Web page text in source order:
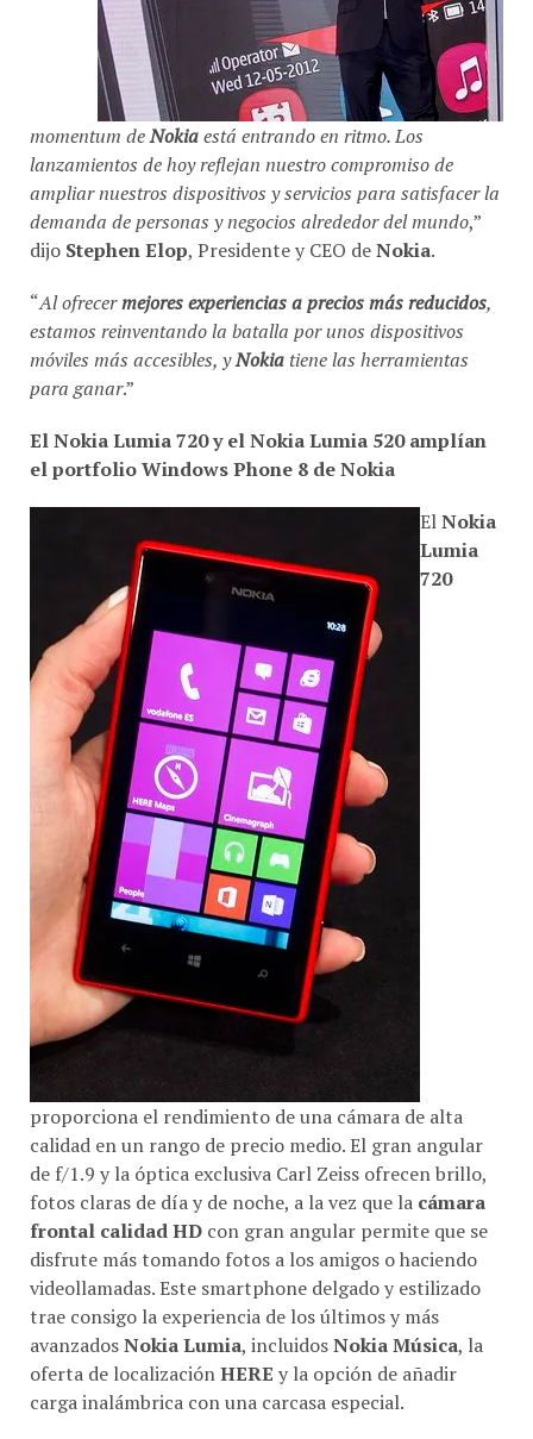
momentum deNokiaestá entrando en ritmo. Los
lanzamientos de hoy reflejan nuestro compromiso de
ampliar nuestros dispositivos y servicios para satisfacer la
demanda de personas y negocios alrededor del mundo,”
dijo Stephen Elop, Presidente y CEO deNokia.
“Al ofrecermejores experiencias a precios más reducidos,
estamos reinventando la batalla por unos dispositivos
móviles más accesibles, yNokia tiene las herramientas
para ganar.”
El Nokia Lumia 720 y el Nokia Lumia 520 amplían
el portfolio Windows Phone 8 de Nokia
ElNokia
Lumia
720
proporciona el rendimiento de una cámara de alta
calidad en un rango de precio medio. El gran angular
de f/1.9 y la óptica exclusiva Carl Zeiss ofrecen brillo,
fotos claras de día y de noche, a la vez que la cámara
frontal calidad HD con gran angular permite que se
disfrute más tomando fotos a los amigos o haciendo
videollamadas. Este smartphone delgado y estilizado
trae consigo la experiencia de los últimos y más
avanzadosNokia Lumia, incluidosNokia Música, la
oferta de localizaciónHERE y la opción de añadir
carga inalámbrica con una carcasa especial.